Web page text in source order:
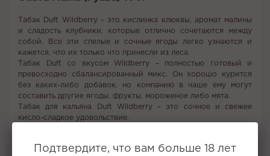
Табак Duft Wildberry – это кислинка клюквы, аромат малины
и сладость клубники, которые отлично сочетаются между
собой. Все эти спелые и сочные ягоды легко узнаются и
кажется, что их только что принесли из леса.
Табак Duft со вкусом Wildberry – полностью готовый и
превосходно сбалансированный микс. Он хорошо курится
без каких-либо добавок, но компанию в чаше ему могут
составить другие ягоды, фрукты, мороженое либо мята.
Табак для кальяна Duft Wildberry – это сочное и свежее
кисло-сладкое удовольствие.
Все вкусы табака для кальяна Duft
Подтвердите, что вам больше 18 лет